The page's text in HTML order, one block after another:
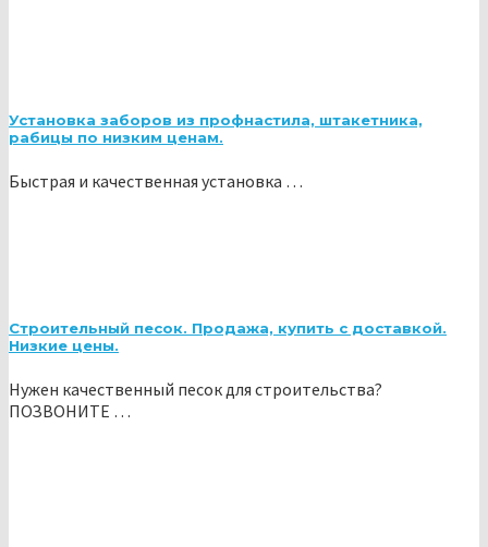
Установка заборов из профнастила, штакетника,
рабицы по низким ценам.
Быстрая и качественная установка …
Строительный песок. Продажа, купить с доставкой.
Низкие цены.
Нужен качественный песок для строительства?
ПОЗВОНИТЕ …